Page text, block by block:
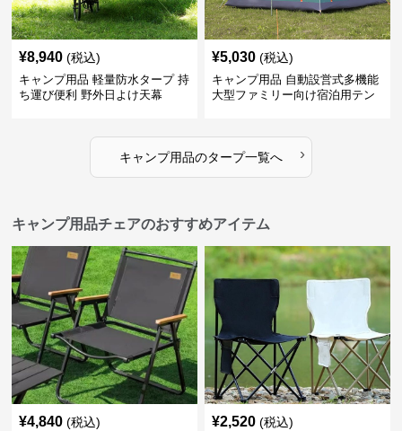
¥8,940 (税込)
キャンプ用品 軽量防水タープ 持
ち運び便利 野外日よけ天幕
¥5,030 (税込)
キャンプ用品 自動設営式多機能
大型ファミリー向け宿泊用テン
キャンプ用品のタープ一覧へ ›
キャンプ用品チェアのおすすめアイテム
¥4,840 (税込) ¥2,520 (税込)